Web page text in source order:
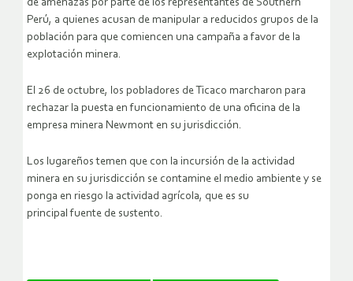
de amenazas por parte de los representantes de Southern
Perú, a quienes acusan de manipular a reducidos grupos de la
población para que comiencen una campaña a favor de la
explotación minera.
El 26 de octubre, los pobladores de Ticaco marcharon para
rechazar la puesta en funcionamiento de una oficina de la
empresa minera Newmont en su jurisdicción.
Los lugareños temen que con la incursión de la actividad
minera en su jurisdicción se contamine el medio ambiente y se
ponga en riesgo la actividad agrícola, que es su
principal fuente de sustento.